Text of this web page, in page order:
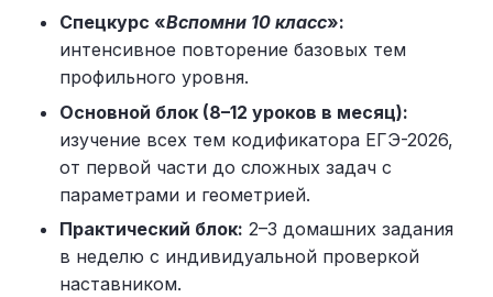
Спецкурс «Вспомни 10 класс»:
интенсивное повторение базовых тем
профильного уровня.
Основной блок (8–12 уроков в месяц):
изучение всех тем кодификатора ЕГЭ-2026,
от первой части до сложных задач с
параметрами и геометрией.
Практический блок: 2–3 домашних задания
в неделю с индивидуальной проверкой
наставником.